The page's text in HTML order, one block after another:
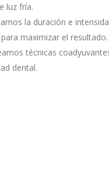
luz fría.
la duración e
maximizar el resultado.
técnicas
dental.